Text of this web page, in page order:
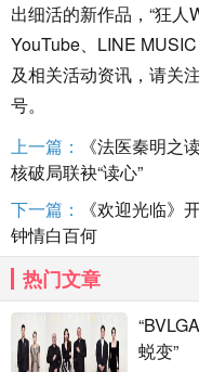
出细活的新作品，“狂人
YouTube、LINE
及相关活动资讯，请关
号。
上一篇：
《法医秦明之
核破局联袂“读心”
下一篇：
《欢迎光临》
钟情白百何
热门文章
蜕变”